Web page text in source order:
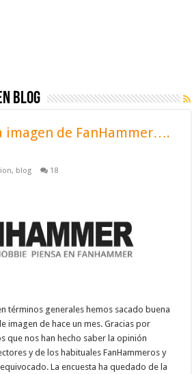
blog
imagen de FanHammer….
, blog 18
términos generales hemos sacado buena
imagen de hace un mes. Gracias por
que nos han hecho saber la opinión
y de los habituales FanHammeros y
La encuesta ha quedado de la